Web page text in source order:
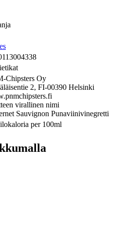
Chipsters Oy
2, FI-00390 Helsinki
virallinen nimi
Sauvignon Punaviinivinegretti
per 100ml